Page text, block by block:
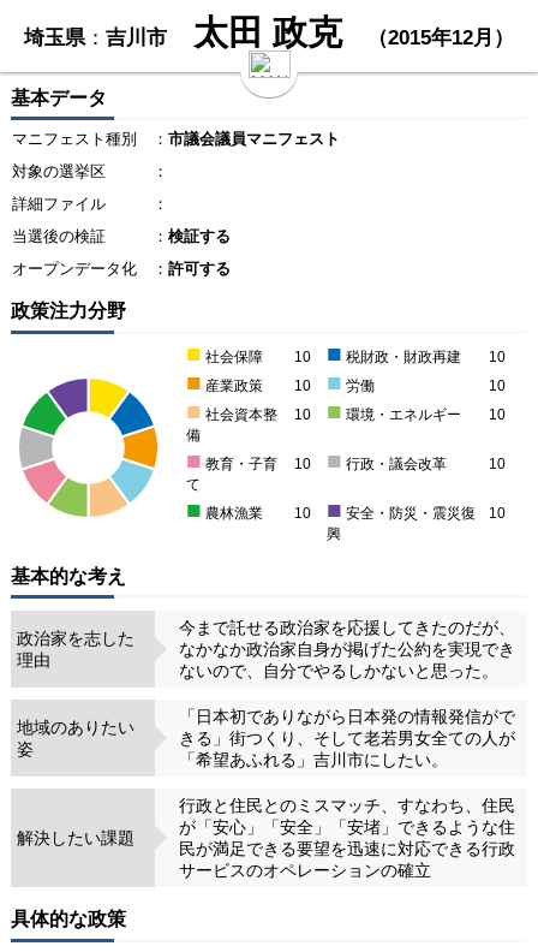
埼玉県： 吉川市 太田 政克 （2015年12月）
基本データ
マニフェスト種別 ： 市議会議員マニフェスト
対象の選挙区
：
詳細ファイル
：
当選後の検証
： 検証する
オープンデータ化
： 許可する
政策注力分野
■ 社会保障 10 ■ 税財政・財政再建 10
■ 産業政策 10 ■ 労働 10
■ 社会資本整
備
10 ■ 環境・エネルギー 10
■ 教育・子育
て
10 ■ 行政・議会改革 10
■ 農林漁業 10 ■ 安全・防災・震災復
興
10
基本的な考え
政治家を志した
理由
今まで託せる政治家を応援してきたのだが、
なかなか政治家自身が掲げた公約を実現でき
ないので、自分でやるしかないと思った。
地域のありたい
姿
「日本初でありながら日本発の情報発信がで
きる」街つくり、そして老若男女全ての人が
「希望あふれる」吉川市にしたい。
解決したい課題
行政と住民とのミスマッチ、すなわち、住民
が「安心」「安全」「安堵」できるような住
民が満足できる要望を迅速に対応できる行政
サービスのオペレーションの確立
具体的な政策